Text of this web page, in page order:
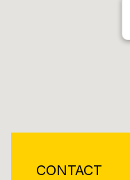
CONTACT